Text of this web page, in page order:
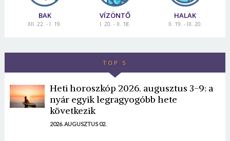
BAK
XII. 22. - I. 19.
VÍZÖNTŐ
I. 20. - II. 18.
HALAK
II. 19. - III. 20.
TOP 5
Heti horoszkóp 2026. augusztus 3-9: a
nyár egyik legragyogóbb hete
következik
2026. AUGUSZTUS 02.